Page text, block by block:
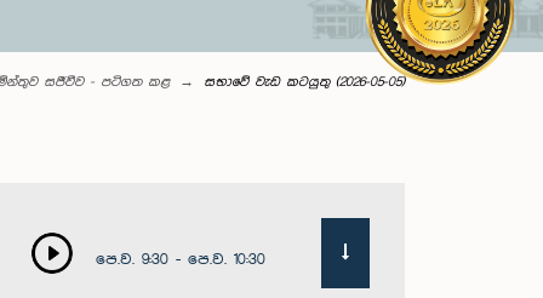
සජීවීව - පටිගත කළ සභාවේ වැඩ කටයුතු (2026-05-05)
පෙ.ව. 9:30 - පෙ.ව. 10:30